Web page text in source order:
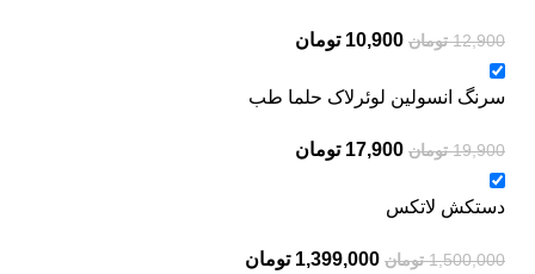
12,900 تومان 10,900 تومان
سرنگ انسولین لوئرلاک حلما طب
19,900 تومان 17,900 تومان
دستکش لاتکس
1,500,000 تومان 1,399,000 تومان